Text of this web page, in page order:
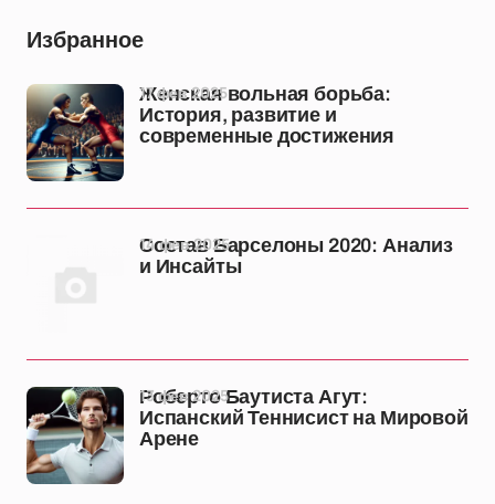
Избранное
Женская вольная борьба:
История, развитие и
современные достижения
17 фев 2025
Состав Барселоны 2020: Анализ
и Инсайты
14 фев 2025
Роберто Баутиста Агут:
Испанский Теннисист на Мировой
Арене
13 фев 2025